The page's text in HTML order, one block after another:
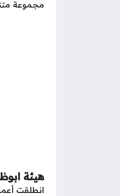
مجموعة
هيئة